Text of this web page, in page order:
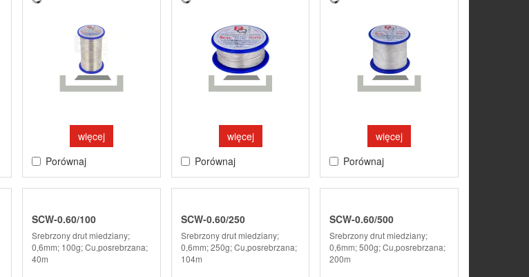
więcej
Porównaj
więcej
Porównaj
więcej
Porównaj
SCW-0.60/100
Srebrzony drut miedziany;
0,6mm; 100g; Cu,posrebrzana;
40m
SCW-0.60/250
Srebrzony drut miedziany;
0,6mm; 250g; Cu,posrebrzana;
104m
SCW-0.60/500
Srebrzony drut miedziany;
0,6mm; 500g; Cu,posrebrzana;
200m